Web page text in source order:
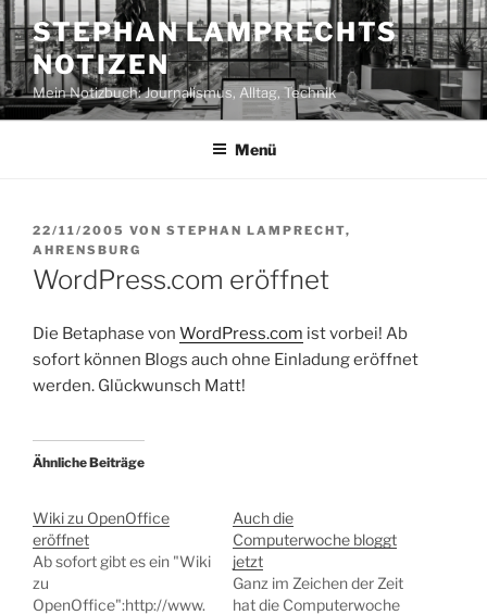
Zum
Inhalt
springen
STEPHAN LAMPRECHTS
NOTIZEN
Mein Notizbuch: Journalismus, Alltag, Technik
Menü
VERÖFFENTLICHT
AM
22/11/2005 VON STEPHAN LAMPRECHT,
AHRENSBURG
WordPress.com eröffnet
Die Betaphase von WordPress.com ist vorbei! Ab
sofort können Blogs auch ohne Einladung eröffnet
werden. Glückwunsch Matt!
Ähnliche Beiträge
Wiki zu OpenOffice
eröffnet
Ab sofort gibt es ein "Wiki
zu
OpenOffice":http://www.
Auch die
Computerwoche bloggt
jetzt
Ganz im Zeichen der Zeit
hat die Computerwoche